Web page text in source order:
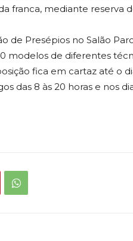
franca, mediante reserva
de Presépios no Salão
modelos de diferentes
fica em cartaz até o
das 8 às 20 horas e nos